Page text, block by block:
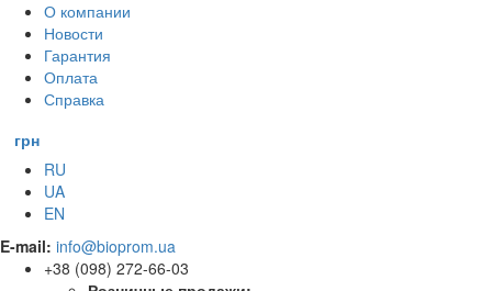
О компании
Новости
Гарантия
Оплата
Справка
грн
RU
UA
EN
E-mail: info@bioprom.ua
+38 (098) 272-66-03